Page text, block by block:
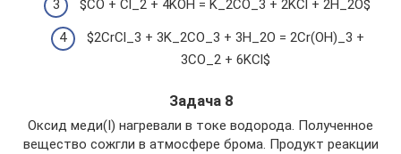
$CO + Cl_2 + 4KOH = K_2CO_3 + 2KCl + 2H_2O$
$2CrCl_3 + 3K_2CO_3 + 3H_2O = 2Cr(OH)_3 +
3CO_2 + 6KCl$
Задача 8
Оксид меди(I) нагревали в токе водорода. Полученное
вещество сожгли в атмосфере брома. Продукт реакции